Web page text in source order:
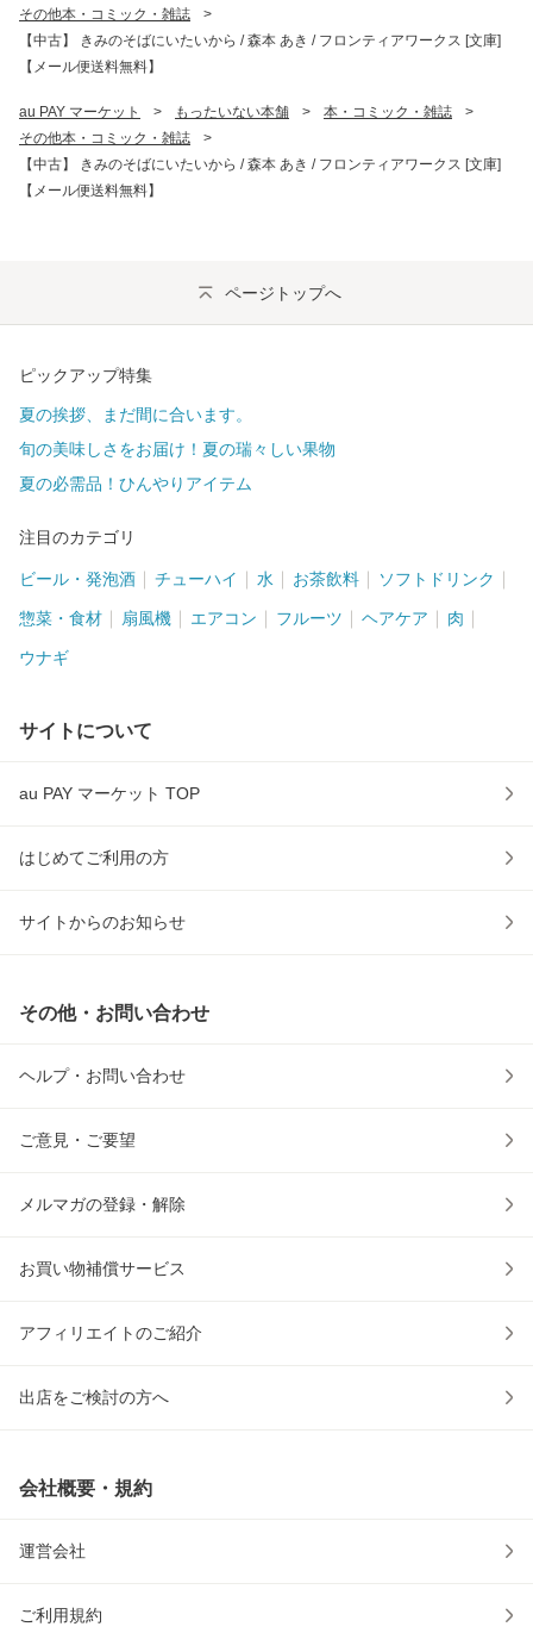
その他本・コミック・雑誌
>
【中古】 きみのそばにいたいから / 森本 あき / フロンティアワークス [文庫]
【メール便送料無料】
au PAY マーケット > もったいない本舗 > 本・コミック・雑誌
>
その他本・コミック・雑誌
>
【中古】 きみのそばにいたいから / 森本 あき / フロンティアワークス [文庫]
【メール便送料無料】
ページトップへ
ピックアップ特集
夏の挨拶、まだ間に合います。
旬の美味しさをお届け！夏の瑞々しい果物
夏の必需品！ひんやりアイテム
注目のカテゴリ
ビール・発泡酒 チューハイ 水 お茶飲料 ソフトドリンク
惣菜・食材 扇風機 エアコン フルーツ ヘアケア 肉
ウナギ
サイトについて
au PAY マーケット TOP
はじめてご利用の方
サイトからのお知らせ
その他・お問い合わせ
ヘルプ・お問い合わせ
ご意見・ご要望
メルマガの登録・解除
お買い物補償サービス
アフィリエイトのご紹介
出店をご検討の方へ
会社概要・規約
運営会社
ご利用規約